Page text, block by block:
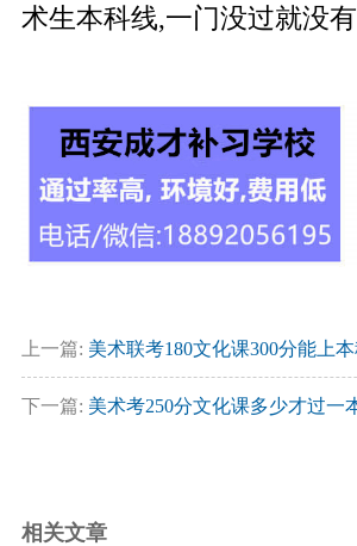
术生本科线,一门没过就没
上一篇: 美术联考180文化课300分能上
下一篇: 美术考250分文化课多少才过一
相关文章